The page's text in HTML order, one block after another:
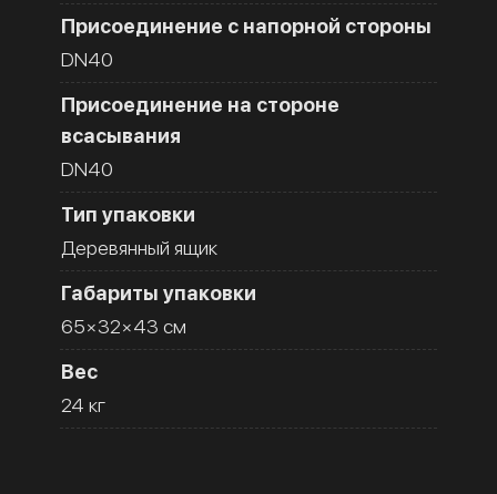
Присоединение с напорной стороны
DN40
Присоединение на стороне
всасывания
DN40
Тип упаковки
Деревянный ящик
Габариты упаковки
65×32×43 см
Вес
24 кг